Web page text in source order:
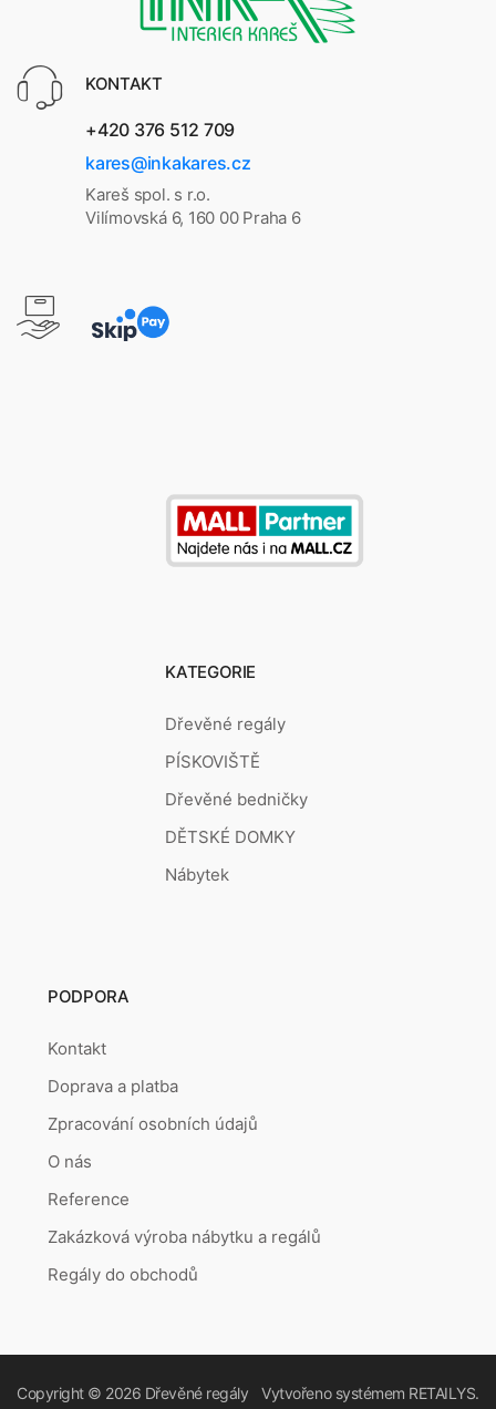
KONTAKT
+420 376 512 709
kares@inkakares.cz
Kareš spol. s r.o.
Vilímovská 6, 160 00 Praha 6
KATEGORIE
Dřevěné regály
PÍSKOVIŠTĚ
Dřevěné bedničky
DĚTSKÉ DOMKY
Nábytek
PODPORA
Kontakt
Doprava a platba
Zpracování osobních údajů
O nás
Reference
Zakázková výroba nábytku a regálů
Regály do obchodů
Copyright © 2026 Dřevěné regály Vytvořeno systémem RETAILYS.